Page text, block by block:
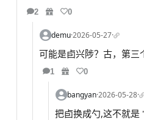
2 0
demu·2026-05-27·
可能是卣兴陟？古，第三
1 0
bangyan·2026-05-28·
把卣换成勺,这不就是